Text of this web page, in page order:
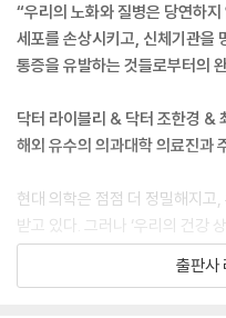
60대가 되어서는 내분비 전문의
의사는 이 역시 매우 흔한 일이며
단계라고 했다. 어머니는 미국에
처방전을 받아들고 진료실을 나
2021년 1월, 71세의 어머니는
지와 함께 매일 하던 대로 하이킹
고 평소와 다른 피로감을 느꼈다
고 의사는 CT 촬영과 검사를 받
4기라는 검사 결과를 문자 메시
“우리의 노화와 질병은 당연하
세포를 손상시키고, 신체기관을
통증을 유발하는 것들로부터의
닥터 라이블리 & 닥터 조한경 &
해외 유수의 의과대학 의료진과
현대 의학은 점점 더 정밀해지고
받고 있다. 그러나 ‘우리의 건강
그렇다고 답하기가 어렵다. 우리
시작된 질병은 잘 완치되지 않는
출판사